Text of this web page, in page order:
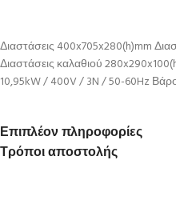
Διαστάσεις 400x705x280(h)mm
Διαστάσεις καλαθιού
10,95kW / 400V / 3N / 50-60Hz
Επιπλέον πληροφορίες
Τρόποι αποστολής